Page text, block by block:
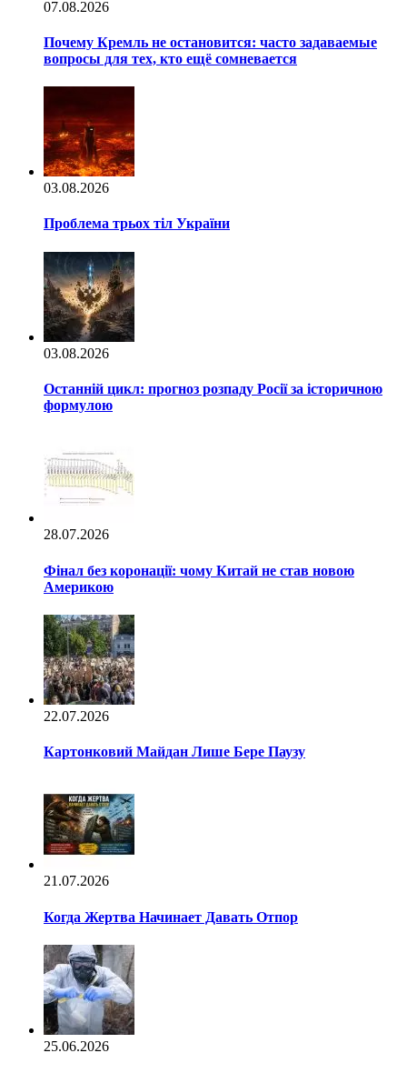
07.08.2026
Почему Кремль не остановится: часто задаваемые
вопросы для тех, кто ещё сомневается
03.08.2026
Проблема трьох тіл України
03.08.2026
Останній цикл: прогноз розпаду Росії за історичною
формулою
28.07.2026
Фінал без коронації: чому Китай не став новою
Америкою
22.07.2026
Картонковий Майдан Лише Бере Паузу
21.07.2026
Когда Жертва Начинает Давать Отпор
25.06.2026